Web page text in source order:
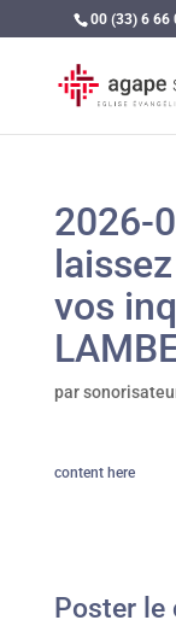
00 (33) 6 66
2026-
vos
par
content here
Poster